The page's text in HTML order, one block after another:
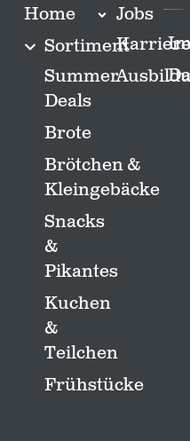
Home
Sortiment
Summer
Deals
Brote
Brötchen &
Kleingebäcke
Snacks
&
Pikantes
Kuchen
&
Teilchen
Frühstücke
Jobs